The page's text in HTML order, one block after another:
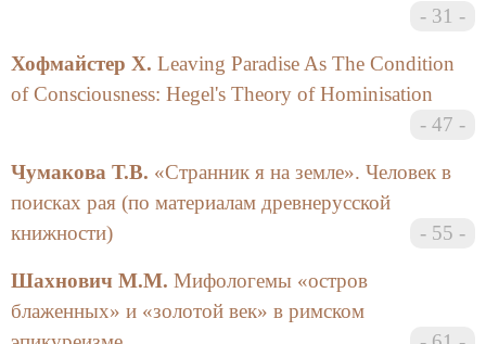
земных противоречий нередко отождествлялось с
воспринималось как единение с Богом. С
представлением о рае как этико-эстетическом идеале
к возвращению потерянного рая, как путь к
воссозданию райского блаженства. Христианская
концепция хилиазма способствовала становлению
ряда утопических идеологий: протестантских,
коммунистических, национал-социалистических. В
современном обществе, взбудораженном
террористическими актами, экологическими
31
Хофмайстер Х. Leaving Paradise As The Condition
of Consciousness: Hegel's Theory of Hominisation
47
Чумакова Т.В. «Странник я на земле». Человек в
поисках рая (по материалам древнерусской
книжности)
55
Шахнович М.М. Мифологемы «остров
блаженных» и «золотой век» в римском